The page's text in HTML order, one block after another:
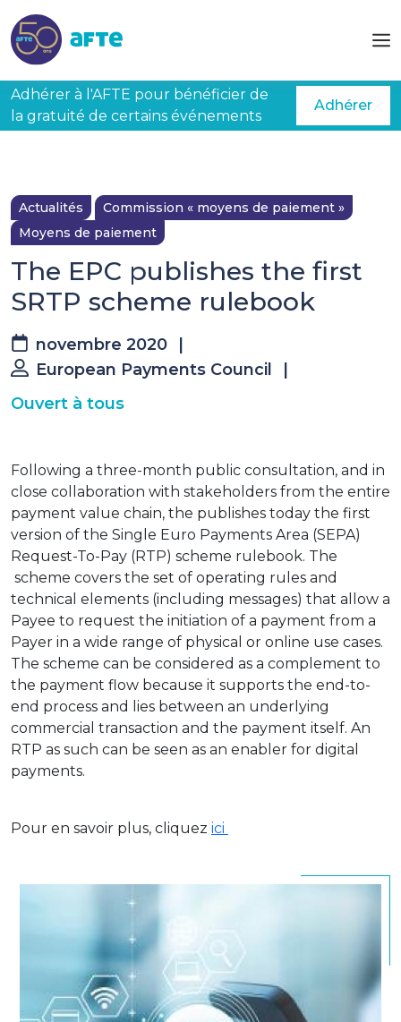
Adhérer à l'AFTE pour bénéficier de
la gratuité de certains événements
Adhérer
Actualités
Commission « moyens de paiement »
Moyens de paiement
The EPC publishes the first
SRTP scheme rulebook
novembre 2020
European Payments Council
Ouvert à tous
Following a three-month public consultation, and in
close collaboration with stakeholders from the entire
payment value chain, the publishes today the first
version of the Single Euro Payments Area (SEPA)
Request-To-Pay (RTP) scheme rulebook. The
scheme covers the set of operating rules and
technical elements (including messages) that allow a
Payee to request the initiation of a payment from a
Payer in a wide range of physical or online use cases.
The scheme can be considered as a complement to
the payment flow because it supports the end-to-
end process and lies between an underlying
commercial transaction and the payment itself. An
RTP as such can be seen as an enabler for digital
payments.
Pour en savoir plus, cliquez ici